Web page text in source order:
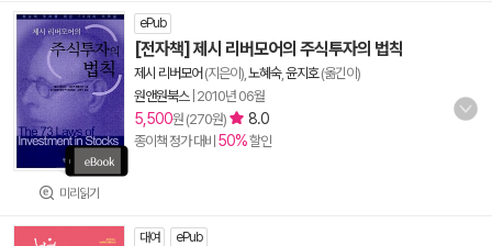
미리읽기
ePub
[전자책] 제시 리버모어의 주식투자의 법칙
제시 리버모어 (지은이), 노혜숙, 윤지호(옮긴이)
원앤원북스| 2010년 06월
5,500원 (270원) 8.0
종이책 정가 대비 50%할인
대여 ePub